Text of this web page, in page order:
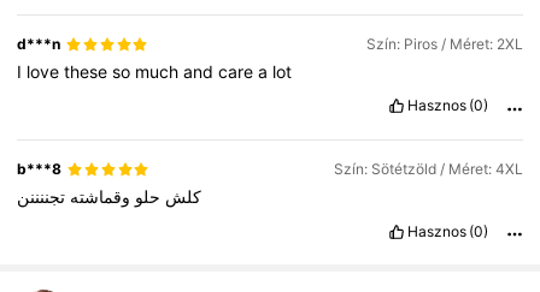
d***n Szín: Piros / Méret: 2XL
I lovetheseso muchandcarea lot
Hasznos (0)
b***8 Szín: Sötétzöld / Méret: 4XL
كلش حلو وقماشته تجننننن
Hasznos (0)